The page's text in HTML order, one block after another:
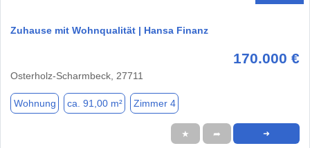
Zuhause mit Wohnqualität | Hansa Finanz
170.000 €
Osterholz-Scharmbeck, 27711
Wohnung ca. 91,00 m² Zimmer 4
★ ➦ ➜